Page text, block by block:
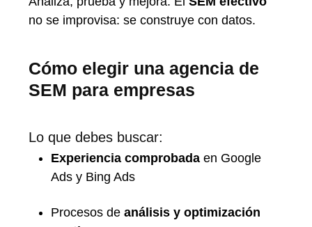
no se improvisa: se construye con datos.
Cómo elegir una agencia de
SEM para empresas
Lo que debes buscar:
Experiencia comprobada en Google
Ads y Bing Ads
Procesos de análisis y optimización